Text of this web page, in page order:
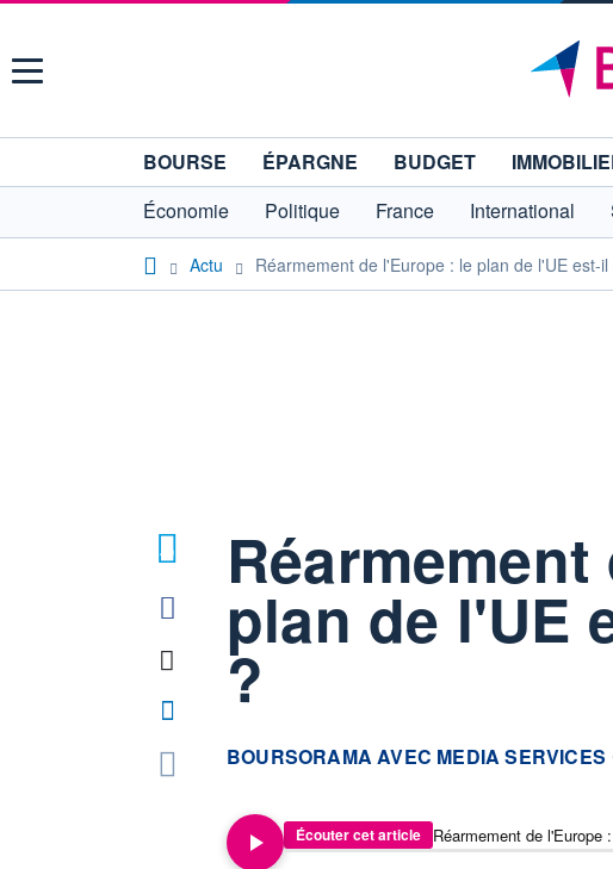
Menu
BOURSE ÉPARGNE BUDGET
Économie
Politique France International
Actu Réarmement de l'Europe : le plan de l'UE est-
49
plan de l'UE
?
information fournie par
BOURSORAMA AVEC MEDIA SERVICES
Écouter cet article Réarmement de